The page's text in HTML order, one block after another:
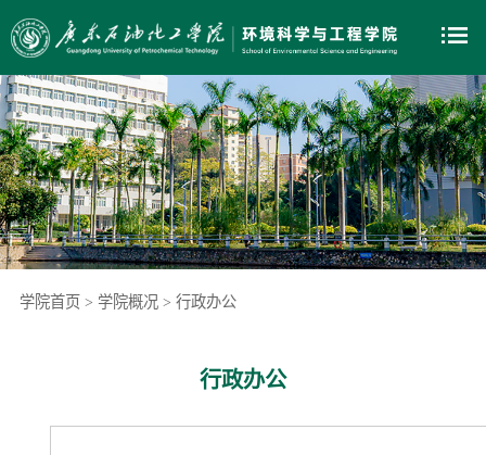
学院首页 > 学院概况> 行政办公
行政办公